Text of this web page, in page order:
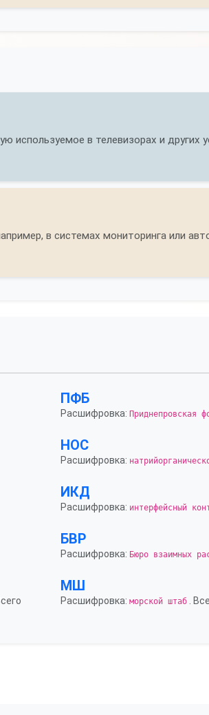
используемое в телевизорах и других
в системах мониторинга или
ПФБ
Расшифровка: Приднепровская
НОС
Расшифровка:
ИКД
Расшифровка: интерфейсный
БВР
Расшифровка: Бюро взаимных
МШ
Расшифровка: морской штаб .